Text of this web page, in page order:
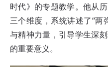
时代》的专题教学。他从
三个维度，系统讲述了“两
与精神力量，引导学生深
的重要意义。